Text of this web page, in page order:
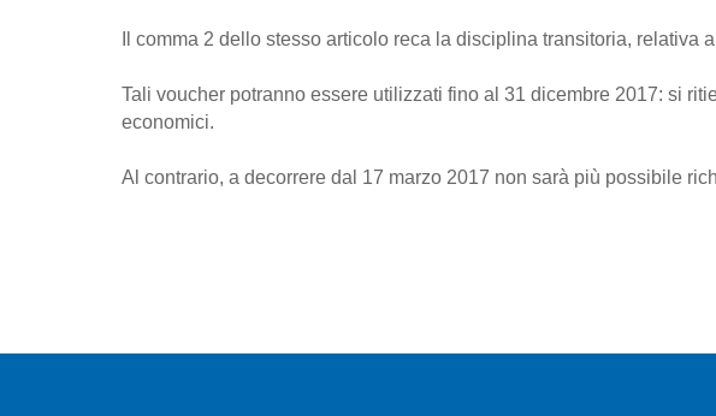
Il comma 2 dello stesso articolo reca la disciplina transitoria, relativa
Tali voucher potranno essere utilizzati fino al 31 dicembre 2017: si
economici.
Al contrario, a decorrere dal 17 marzo 2017 non sarà più possibile